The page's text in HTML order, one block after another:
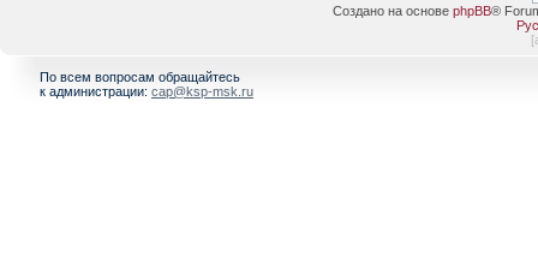
Создано на основе phpBB®
[
По всем вопросам обращайтесь
к администрации: cap@ksp-msk.ru